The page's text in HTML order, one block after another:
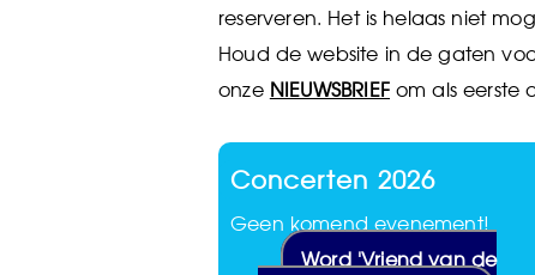
reserveren. Het is helaas niet
Houd de website in de gaten
onze NIEUWSBRIEF om als eerste
Concerten 2026
Geen komend evenement!
Word 'Vriend van de